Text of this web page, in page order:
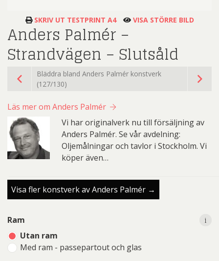
SKRIV UT TESTPRINT A4 VISA STÖRRE BILD
Anders Palmér –
Strandvägen – Slutsåld
Bläddra bland Anders Palmér konstverk
(127/130)
Läs mer om Anders Palmér
Vi har originalverk nu till försäljning av
Anders Palmér. Se vår avdelning:
Oljemålningar och tavlor i Stockholm. Vi
köper även…
Visa fler konstverk av Anders Palmér →
Ram
Utan ram
Med ram - passepartout och glas
ii